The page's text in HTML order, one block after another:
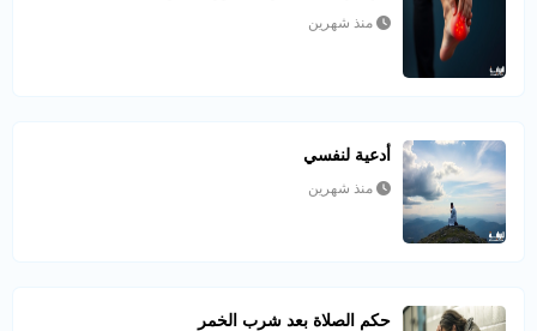
منذ شهرين
أدعية لنفسي
منذ شهرين
حكم الصلاة بعد شرب الخمر